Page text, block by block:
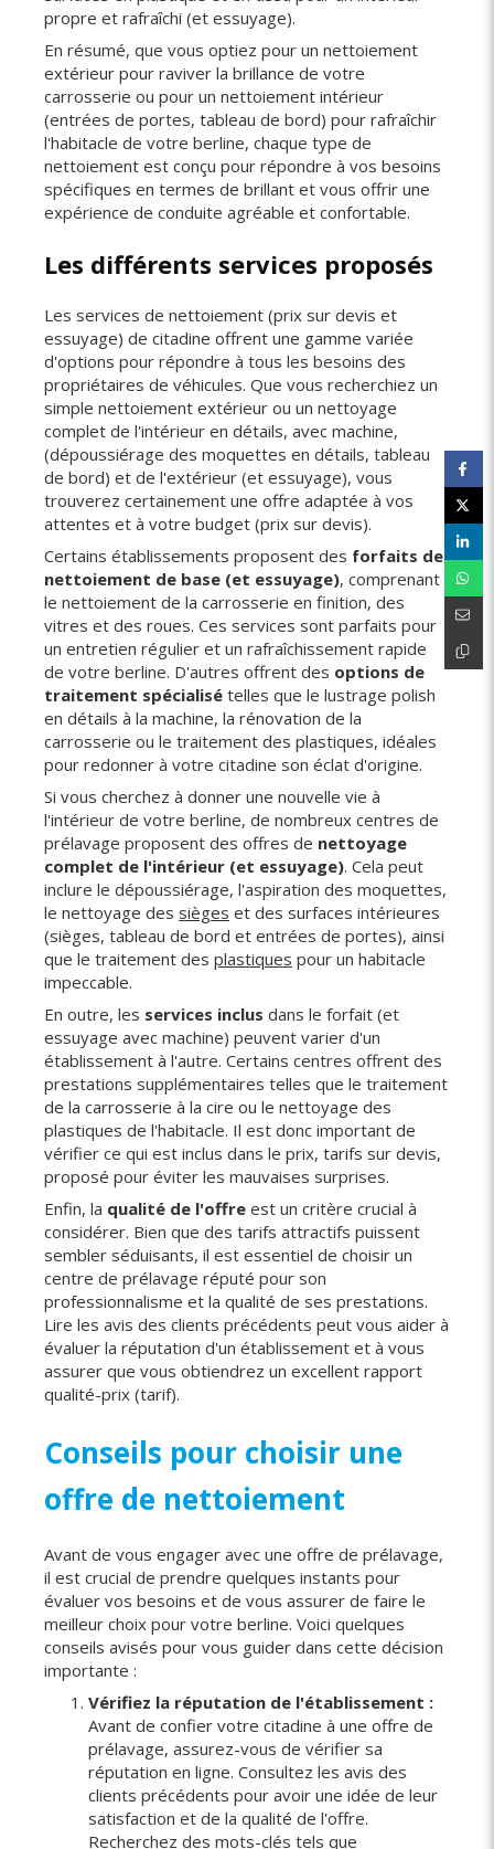
propre et rafraîchi (et essuyage).
En résumé, que vous optiez pour un nettoiement
extérieur pour raviver la brillance de votre
carrosserie ou pour un nettoiement intérieur
(entrées de portes, tableau de bord) pour rafraîchir
l'habitacle de votre berline, chaque type de
nettoiement est conçu pour répondre à vos besoins
spécifiques en termes de brillant et vous offrir une
expérience de conduite agréable et confortable.
Les différents services proposés
Les services de nettoiement (prix sur devis et
essuyage) de citadine offrent une gamme variée
d'options pour répondre à tous les besoins des
propriétaires de véhicules. Que vous recherchiez un
simple nettoiement extérieur ou un nettoyage
complet de l'intérieur en détails, avec machine,
(dépoussiérage des moquettes en détails, tableau
de bord) et de l'extérieur (et essuyage), vous
trouverez certainement une offre adaptée à vos
attentes et à votre budget (prix sur devis).
Certains établissements proposent des forfaits de
nettoiement de base (et essuyage), comprenant
le nettoiement de la carrosserie en finition, des
vitres et des roues. Ces services sont parfaits pour
un entretien régulier et un rafraîchissement rapide
de votre berline. D'autres offrent des options de
traitement spécialisé telles que le lustrage polish
en détails à la machine, la rénovation de la
carrosserie ou le traitement des plastiques, idéales
pour redonner à votre citadine son éclat d'origine.
Si vous cherchez à donner une nouvelle vie à
l'intérieur de votre berline, de nombreux centres de
prélavage proposent des offres de nettoyage
complet de l'intérieur (et essuyage). Cela peut
inclure le dépoussiérage, l'aspiration des moquettes,
le nettoyage des sièges et des surfaces intérieures
(sièges, tableau de bord et entrées de portes), ainsi
que le traitement des plastiques pour un habitacle
impeccable.
En outre, les services inclus dans le forfait (et
essuyage avec machine) peuvent varier d'un
établissement à l'autre. Certains centres offrent des
prestations supplémentaires telles que le traitement
de la carrosserie à la cire ou le nettoyage des
plastiques de l'habitacle. Il est donc important de
vérifier ce qui est inclus dans le prix, tarifs sur devis,
proposé pour éviter les mauvaises surprises.
Enfin, la qualité de l'offre est un critère crucial à
considérer. Bien que des tarifs attractifs puissent
sembler séduisants, il est essentiel de choisir un
centre de prélavage réputé pour son
professionnalisme et la qualité de ses prestations.
Lire les avis des clients précédents peut vous aider à
évaluer la réputation d'un établissement et à vous
assurer que vous obtiendrez un excellent rapport
qualité-prix (tarif).
Conseils pour choisir une
offre de nettoiement
Avant de vous engager avec une offre de prélavage,
il est crucial de prendre quelques instants pour
évaluer vos besoins et de vous assurer de faire le
meilleur choix pour votre berline. Voici quelques
conseils avisés pour vous guider dans cette décision
importante :
Vérifiez la réputation de l'établissement :
Avant de confier votre citadine à une offre de
prélavage, assurez-vous de vérifier sa
réputation en ligne. Consultez les avis des
clients précédents pour avoir une idée de leur
satisfaction et de la qualité de l'offre.
Recherchez des mots-clés tels que